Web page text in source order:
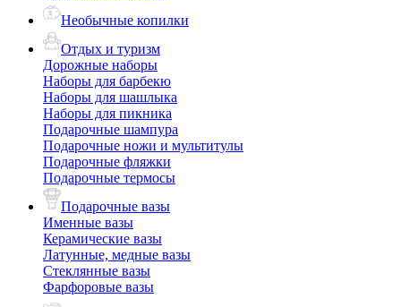
Необычные копилки
Отдых и туризм
Дорожные наборы
Наборы для барбекю
Наборы для шашлыка
Наборы для пикника
Подарочные шампура
Подарочные ножи и мультитулы
Подарочные фляжки
Подарочные термосы
Подарочные вазы
Именные вазы
Керамические вазы
Латунные, медные вазы
Стеклянные вазы
Фарфоровые вазы